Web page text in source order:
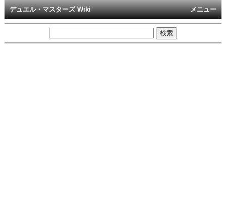
メニュー
デュエル・マスターズ Wiki